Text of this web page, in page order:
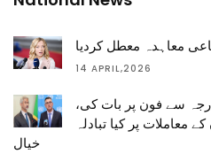
معاہدہ معطل کردیا
14 APRIL,2026
سے فون پر بات کی،
کے معاملات پر کیا تبادلہ
خیال